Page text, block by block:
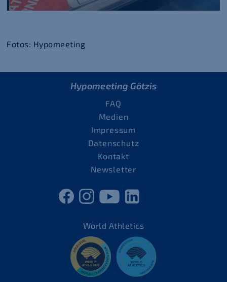
Fotos: Hypomeeting
Hypomeeting Götzis
FAQ
Medien
Impressum
Datenschutz
Kontakt
Newsletter
World Athletics